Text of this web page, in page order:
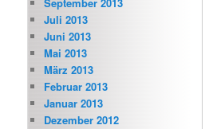
Juli 2013
Juni 2013
Mai 2013
März 2013
Februar 2013
Januar 2013
Dezember 2012